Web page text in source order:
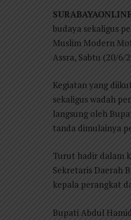
budaya sekaligus
Muslim Modern
Assra, Sabtu (20/6/
Kegiatan yang
sekaligus wadah
langsung oleh
tanda dimulainya
Turut hadir dalam
Sekretaris Daerah
kepala perangkat
Bupati Abdul